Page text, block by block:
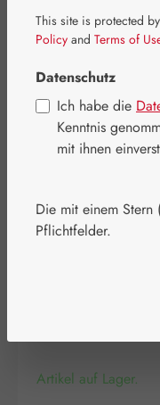
Artikel auf Lager.
This site is protected by
Policy and Terms of
Datenschutz
Ich habe die
Kenntnis
mit ihnen
Die mit einem
Pflichtfelder.